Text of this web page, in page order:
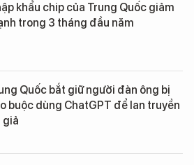
khẩu chip của Trung Quốc giảm
trong 3 tháng đầu năm
Quốc bắt giữ người đàn ông bị
buộc dùng ChatGPT để lan truyền
giả